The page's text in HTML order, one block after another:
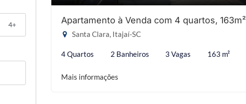
4+ Apartamento à Venda com 4 quartos, 163m²
Santa Clara, Itajaí-SC
4 Quartos 2 Banheiros 3 Vagas 163 m²
Mais informações